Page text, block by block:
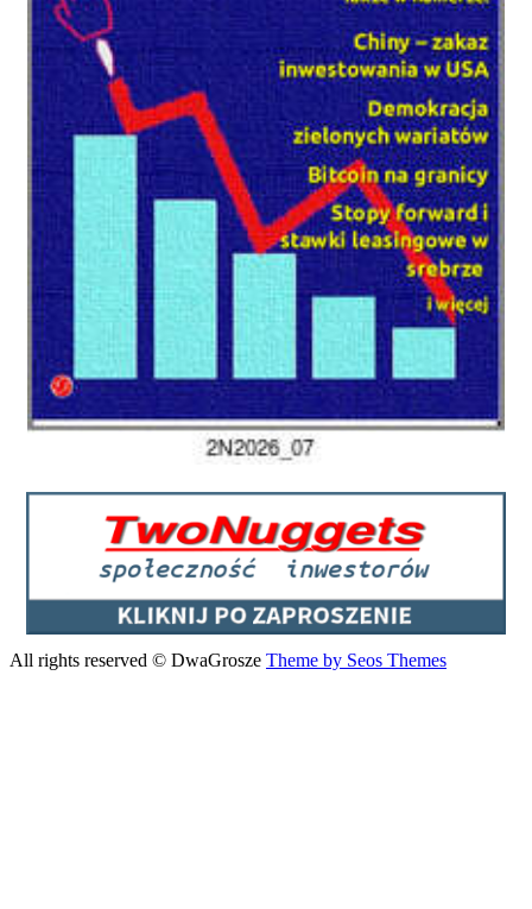
All rights reserved © DwaGrosze Theme by Seos Themes